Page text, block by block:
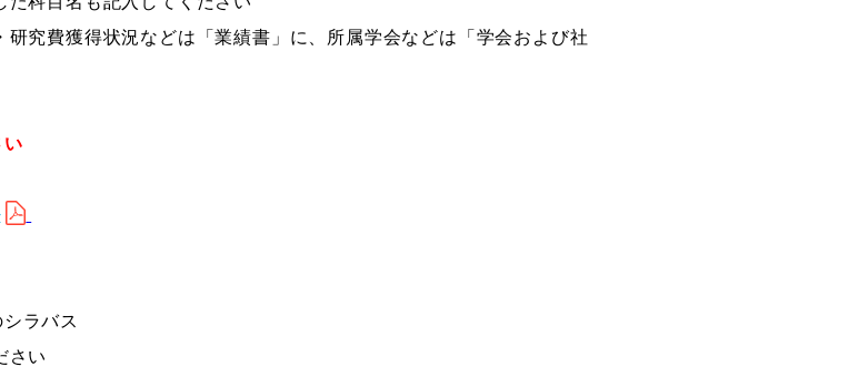
費獲得状況などは「業績書」に、所属学会などは「学会および社
い
ラバス
さい